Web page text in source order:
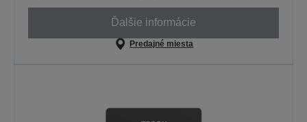
Ďalšie informácie
Predajné miesta